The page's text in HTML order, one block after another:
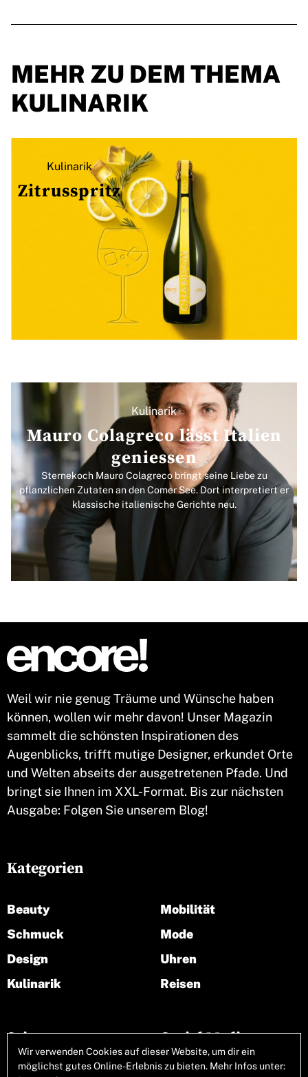
MEHR ZU DEM THEMA
KULINARIK
Kulinarik
Zitrusspritz
Kulinarik
Mauro Colagreco lässt Italien
geniessen
Sternekoch Mauro Colagreco bringt seine Liebe zu
pflanzlichen Zutaten an den Comer See. Dort interpretiert er
klassische italienische Gerichte neu.
Weil wir nie genug Träume und Wünsche haben
können, wollen wir mehr davon! Unser Magazin
sammelt die schönsten Inspirationen des
Augenblicks, trifft mutige Designer, erkundet Orte
und Welten abseits der ausgetretenen Pfade. Und
bringt sie Ihnen im XXL-Format. Bis zur nächsten
Ausgabe: Folgen Sie unserem Blog!
Seiten
Kategorien
Beauty
Schmuck
Design
Kulinarik
Mobilität
Mode
Uhren
Reisen
Social Media
Wir verwenden Cookies auf dieser Website, um dir ein
möglichst gutes Online-Erlebnis zu bieten. Mehr Infos unter: